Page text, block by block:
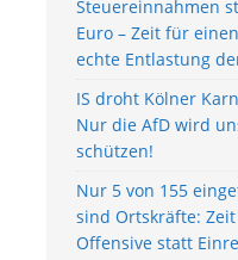
Steuereinnahmen
Euro – Zeit für
echte Entlastung
IS droht Kölner
Nur die AfD wird
schützen!
Nur 5 von 155
sind Ortskräfte:
Offensive statt